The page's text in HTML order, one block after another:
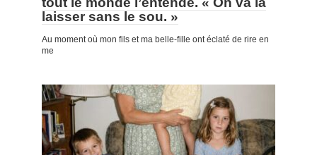
laisser sans le sou. »
Au moment où mon fils et ma belle-fille ont éclaté de rire en
me